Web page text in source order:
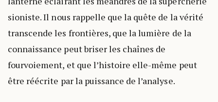
sioniste. Il nous rappelle que la quête de la vérité
transcende les frontières, que la lumière de la
connaissance peut briser les chaînes de
fourvoiement, et que l’histoire elle-même peut
être réécrite par la puissance de l’analyse.